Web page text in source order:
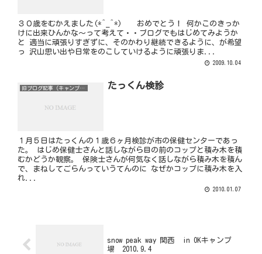
３０歳をむかえました(*^_^*) おめでとう！ 何かこのきっか
けに出来ひんかな～って考えて・・ブログでもはじめてみようか
と 適当に頑張りすぎずに、そのかわり継続できるように、が希望
っ 沢山思い出や日常をのこしていけるように頑張りま...
2009.10.04
旧ブログ記事（キャンプ以外） たっくん検診
１月５日はたっくんの１歳６ヶ月検診が市の保健センターであっ
た。 はじめ保健士さんと話しながら目の前のコップと積み木を積
むかどうか観察。 保険士さんが何気なく話しながら積み木を積ん
で、まねしてごらんっていうてんのに なぜかコップに積み木を入
れ...
2010.01.07
snow peak way 関西 in OKキャンプ
場 2010.9.4